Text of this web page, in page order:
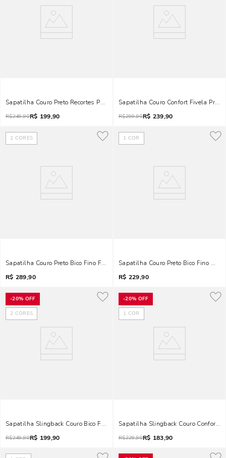
Sapatilha Couro Preto Recortes Pespontos
R$249,90R$ 199,90
Sapatilha Couro Confort Fivela Preta
R$299,90R$ 239,90
2 CORES
Sapatilha Couro Preto Bico Fino Fivela
R$ 289,90
1 COR
Sapatilha Couro Preto Bico Fino
R$ 229,90
-20% OFF
2 CORES
Sapatilha Slingback Couro Bico Fino Laço Preto
R$249,90R$ 199,90
-20% OFF
1 COR
Sapatilha Slingback Couro Confort
R$229,90R$ 183,90